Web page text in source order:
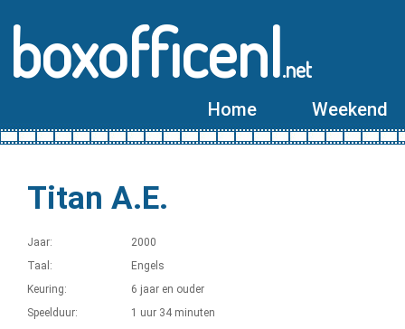
boxofficenl.net
Home Weekend
Titan A.E.
Jaar:
2000
Taal:
Engels
Keuring:
6 jaar en ouder
Speelduur:
1 uur 34 minuten